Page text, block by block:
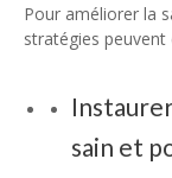
Pour améliorer la
stratégies peuvent
sain et